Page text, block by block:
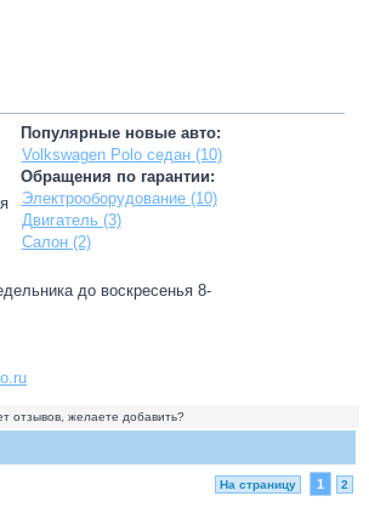
Популярные новые авто:
Volkswagen Polo седан (10)
Обращения по гарантии:
Электрооборудование (10)
Двигатель (3)
Салон (2)
до воскресенья 8-
отзывов, желаете добавить?
На страницу 1 2